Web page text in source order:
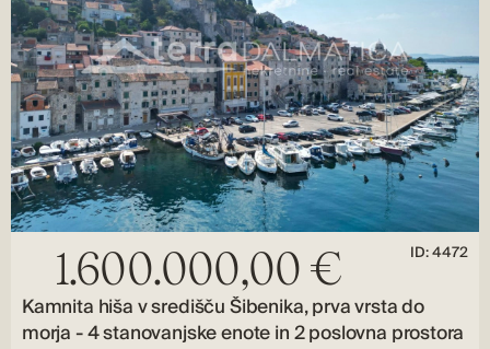
1.600.000,00 € ID: 4472
Kamnita hiša v središču Šibenika, prva vrsta do
morja - 4 stanovanjske enote in 2 poslovna prostora